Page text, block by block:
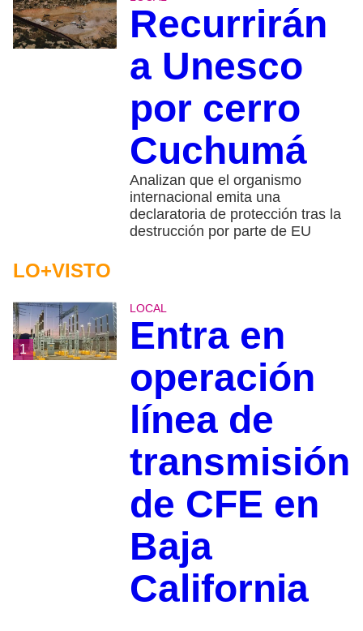
Recurrirán
a Unesco
por cerro
Cuchumá
Analizan que el organismo
internacional emita una
declaratoria de protección tras la
destrucción por parte de EU
LO+VISTO
1
LOCAL
Entra en
operación
línea de
transmisión
de CFE en
Baja
California